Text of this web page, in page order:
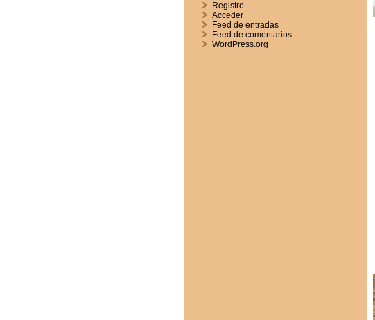
Registro
Acceder
Feed de entradas
Feed de comentarios
WordPress.org